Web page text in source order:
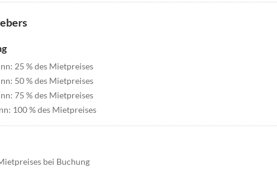
25 % des Mietpreises
50 % des Mietpreises
75 % des Mietpreises
100 % des Mietpreises
bei Buchung